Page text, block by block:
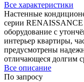
Все характеристики
Настенные
серии RENAISSANCE
оборудование с
интерьер квартиры,
предусмотрены
отличающеся долгим
Все описание
По запросу